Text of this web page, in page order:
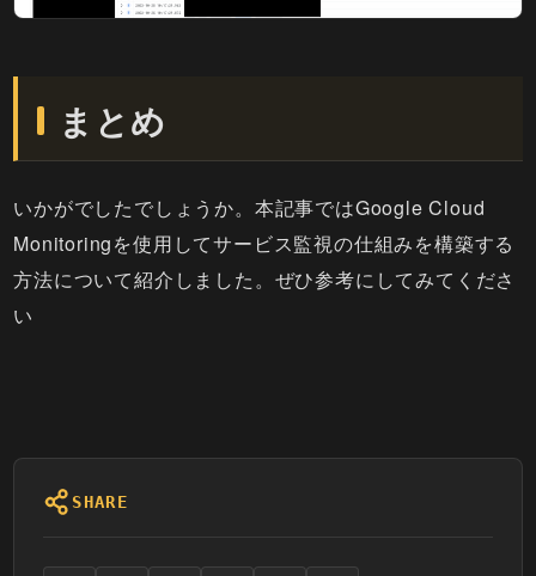
まとめ
いかがでしたでしょうか。本記事ではGoogle Cloud
Monitoringを使用してサービス監視の仕組みを構築する
方法について紹介しました。ぜひ参考にしてみてくださ
い
SHARE